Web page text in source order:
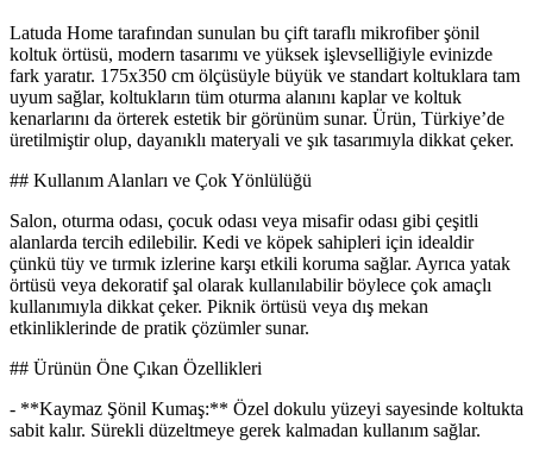
Latuda Home tarafından sunulan bu çift taraflı mikrofiber şönil
koltuk örtüsü, modern tasarımı ve yüksek işlevselliğiyle evinizde
fark yaratır. 175x350 cm ölçüsüyle büyük ve standart koltuklara tam
uyum sağlar, koltukların tüm oturma alanını kaplar ve koltuk
kenarlarını da örterek estetik bir görünüm sunar. Ürün, Türkiye’de
üretilmiştir olup, dayanıklı materyali ve şık tasarımıyla dikkat çeker.
## Kullanım Alanları ve Çok Yönlülüğü
Salon, oturma odası, çocuk odası veya misafir odası gibi çeşitli
alanlarda tercih edilebilir. Kedi ve köpek sahipleri için idealdir
çünkü tüy ve tırmık izlerine karşı etkili koruma sağlar. Ayrıca yatak
örtüsü veya dekoratif şal olarak kullanılabilir böylece çok amaçlı
kullanımıyla dikkat çeker. Piknik örtüsü veya dış mekan
etkinliklerinde de pratik çözümler sunar.
## Ürünün Öne Çıkan Özellikleri
- **Kaymaz Şönil Kumaş:** Özel dokulu yüzeyi sayesinde koltukta
sabit kalır. Sürekli düzeltmeye gerek kalmadan kullanım sağlar.